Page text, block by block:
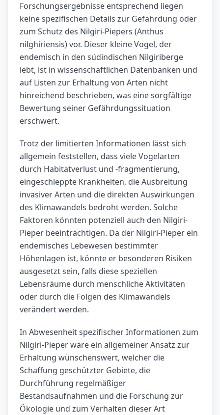
Forschungsergebnisse entsprechend liegen
keine spezifischen Details zur Gefährdung oder
zum Schutz des Nilgiri-Piepers (Anthus
nilghiriensis) vor. Dieser kleine Vogel, der
endemisch in den südindischen Nilgiriberge
lebt, ist in wissenschaftlichen Datenbanken und
auf Listen zur Erhaltung von Arten nicht
hinreichend beschrieben, was eine sorgfältige
Bewertung seiner Gefährdungssituation
erschwert.
Trotz der limitierten Informationen lässt sich
allgemein feststellen, dass viele Vogelarten
durch Habitatverlust und -fragmentierung,
eingeschleppte Krankheiten, die Ausbreitung
invasiver Arten und die direkten Auswirkungen
des Klimawandels bedroht werden. Solche
Faktoren könnten potenziell auch den Nilgiri-
Pieper beeinträchtigen. Da der Nilgiri-Pieper ein
endemisches Lebewesen bestimmter
Höhenlagen ist, könnte er besonderen Risiken
ausgesetzt sein, falls diese speziellen
Lebensräume durch menschliche Aktivitäten
oder durch die Folgen des Klimawandels
verändert werden.
In Abwesenheit spezifischer Informationen zum
Nilgiri-Pieper wäre ein allgemeiner Ansatz zur
Erhaltung wünschenswert, welcher die
Schaffung geschützter Gebiete, die
Durchführung regelmäßiger
Bestandsaufnahmen und die Forschung zur
Ökologie und zum Verhalten dieser Art